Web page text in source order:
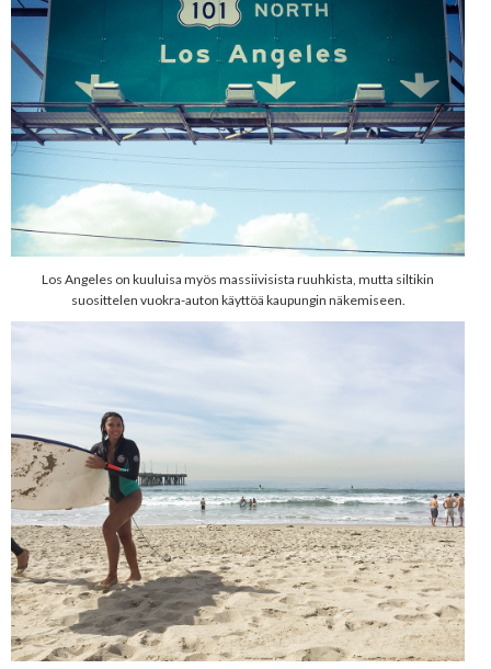
Los Angeles on kuuluisa myös massiivisista ruuhkista, mutta siltikin
suosittelen vuokra-auton käyttöä kaupungin näkemiseen.